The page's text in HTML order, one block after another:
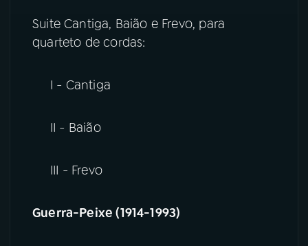
Suite Cantiga, Baião e Frevo, para
quarteto de cordas:
I - Cantiga
II - Baião
III - Frevo
Guerra-Peixe (1914-1993)